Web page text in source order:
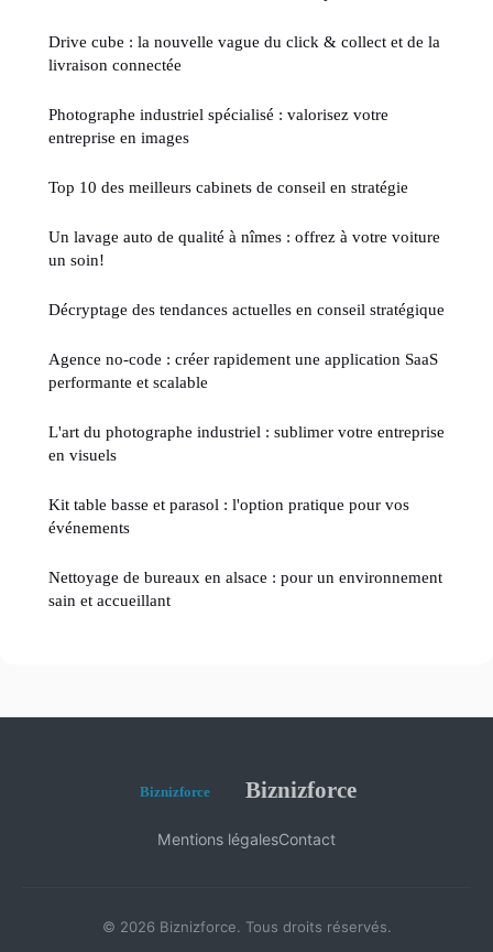
Drive cube : la nouvelle vague du click & collect et de la
livraison connectée
Photographe industriel spécialisé : valorisez votre
entreprise en images
Top 10 des meilleurs cabinets de conseil en stratégie
Un lavage auto de qualité à nîmes : offrez à votre voiture
un soin!
Décryptage des tendances actuelles en conseil stratégique
Agence no-code : créer rapidement une application SaaS
performante et scalable
L'art du photographe industriel : sublimer votre entreprise
en visuels
Kit table basse et parasol : l'option pratique pour vos
événements
Nettoyage de bureaux en alsace : pour un environnement
sain et accueillant
Biznizforce
Mentions légalesContact
© 2026 Biznizforce. Tous droits réservés.